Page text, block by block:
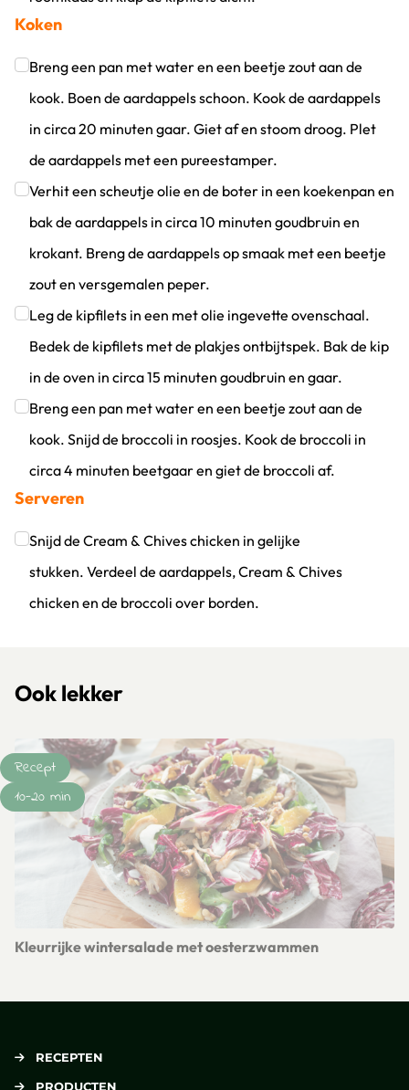
Klik om dit selectievakje aan te vinken
Koken
Breng een pan met water en een beetje zout aan de
kook. Boen de aardappels schoon. Kook de aardappels
in circa 20 minuten gaar. Giet af en stoom droog. Plet
de aardappels met een pureestamper.
Klik om dit selectievakje aan te vinken
Verhit een scheutje olie en de boter in een koekenpan en
bak de aardappels in circa 10 minuten goudbruin en
krokant. Breng de aardappels op smaak met een beetje
zout en versgemalen peper.
Klik om dit selectievakje aan te vinken
Leg de kipfilets in een met olie ingevette ovenschaal.
Bedek de kipfilets met de plakjes ontbijtspek. Bak de kip
in de oven in circa 15 minuten goudbruin en gaar.
Klik om dit selectievakje aan te vinken
Breng een pan met water en een beetje zout aan de
kook. Snijd de broccoli in roosjes. Kook de broccoli in
circa 4 minuten beetgaar en giet de broccoli af.
Klik om dit selectievakje aan te vinken
Serveren
Snijd de Cream & Chives chicken in gelijke
stukken. Verdeel de aardappels, Cream & Chives
chicken en de broccoli over borden.
Ook lekker
Kleurrijke wintersalade met oesterzwammen
Recept
10-20 min
RECEPTEN
PRODUCTEN